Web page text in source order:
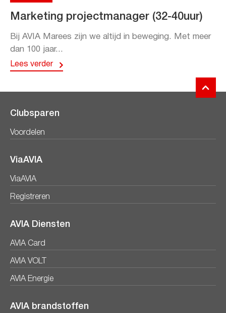
Marketing projectmanager (32-40uur)
Bij AVIA Marees zijn we altijd in beweging. Met meer
dan 100 jaar...
Lees verder
Clubsparen
Voordelen
ViaAVIA
ViaAVIA
Registreren
AVIA Diensten
AVIA Card
AVIA VOLT
AVIA Energie
AVIA brandstoffen